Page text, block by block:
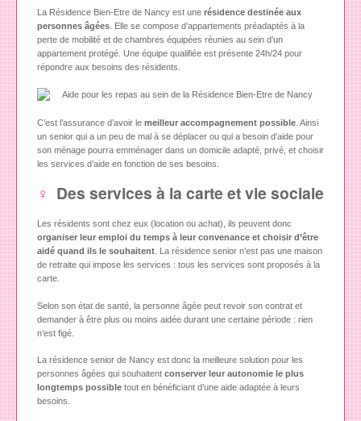
Immobilier
Vie pratique
Formations
Seniors
Santé & Soins
La Résidence Bien-Etre de Nancy est une résidence destinée aux
personnes âgées . Elle se compose d’appartements préadaptés à la
perte de mobilité et de chambres équipées réunies au sein d’un
appartement protégé. Une équipe qualifiée est présente 24h/24 pour
répondre aux besoins des résidents.
C’est l’assurance d’avoir le meilleur accompagnement possible . Ainsi
un senior qui a un peu de mal à se déplacer ou qui a besoin d’aide pour
son ménage pourra emménager dans un domicile adapté, privé, et choisir
les services d’aide en fonction de ses besoins.
Des services à la carte et vie sociale
Les résidents sont chez eux (location ou achat), ils peuvent donc
organiser leur emploi du temps à leur convenance et choisir d’être
aidé quand ils le souhaitent . La résidence senior n’est pas une maison
de retraite qui impose les services : tous les services sont proposés à la
carte.
Selon son état de santé, la personne âgée peut revoir son contrat et
demander à être plus ou moins aidée durant une certaine période : rien
n’est figé.
La résidence senior de Nancy est donc la meilleure solution pour les
personnes âgées qui souhaitent conserver leur autonomie le plus
longtemps possible tout en bénéficiant d’une aide adaptée à leurs
besoins.